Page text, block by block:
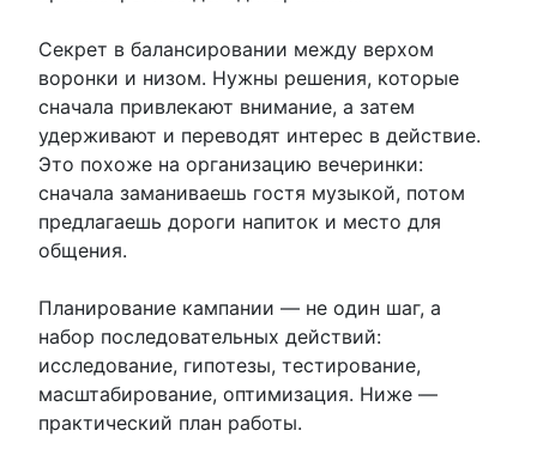
Секрет в балансировании между верхом
воронки и низом. Нужны решения, которые
сначала привлекают внимание, а затем
удерживают и переводят интерес в действие.
Это похоже на организацию вечеринки:
сначала заманиваешь гостя музыкой, потом
предлагаешь дороги напиток и место для
общения.
Планирование кампании — не один шаг, а
набор последовательных действий:
исследование, гипотезы, тестирование,
масштабирование, оптимизация. Ниже —
практический план работы.